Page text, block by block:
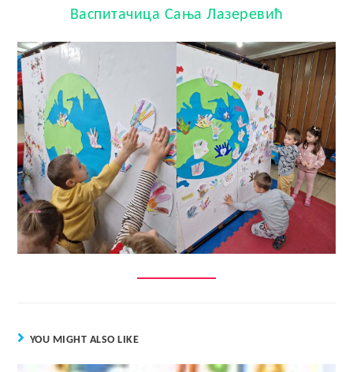
Васпитачица Сања Лазеревић
YOU MIGHT ALSO LIKE